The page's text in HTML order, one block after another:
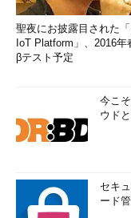
聖夜にお披露目された
IoT Platform」、2016年
βテスト予定
今こ
ウド
セキ
ード